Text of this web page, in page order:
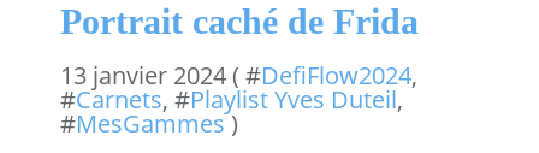
Portrait caché de Frida
13 janvier 2024 ( #DefiFlow2024,
#Carnets, #Playlist Yves Duteil,
#MesGammes)